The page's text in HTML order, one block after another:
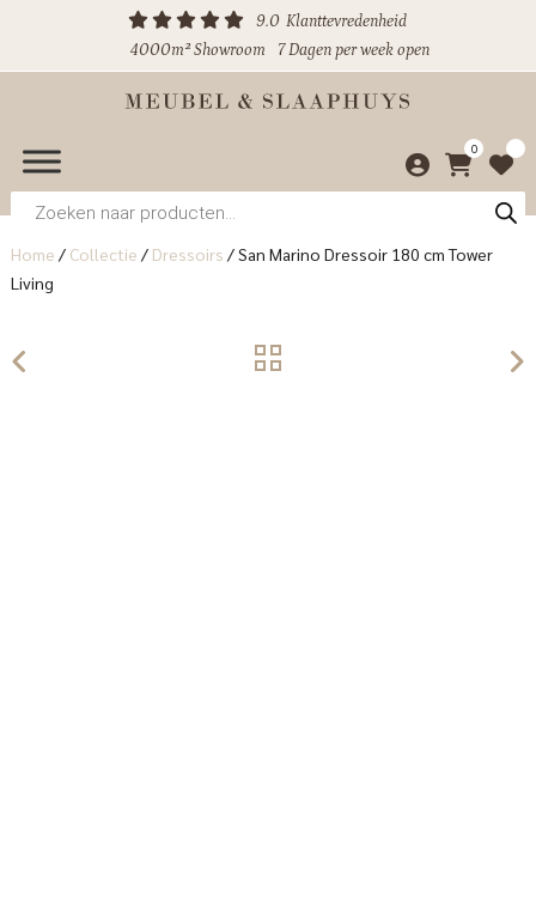
9.0 Klanttevredenheid
4000m² Showroom
7 Dagen per week open
0
Producten
zoeken
Home / Collectie / Dressoirs /San Marino Dressoir 180 cm Tower
Living